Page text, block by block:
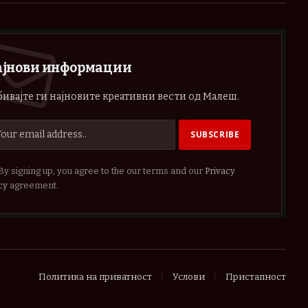
информации
ги најновите креативни вести од Малеш.
signing up, you agree to the our terms and our Privacy
agreement.
Политика на приватност Услови Пристапност